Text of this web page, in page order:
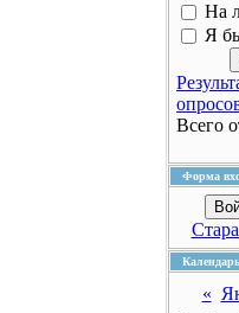
На
Я
Всего
Форма
«